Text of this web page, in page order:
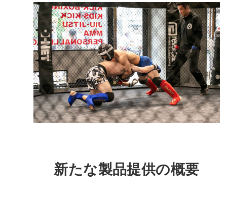
新たな製品提供の概要